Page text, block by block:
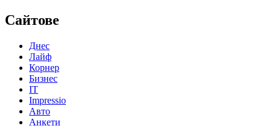
Сайтове
Днес
Лайф
Корнер
Бизнес
IT
Impressio
Авто
Анкети